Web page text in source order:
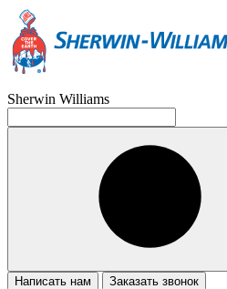
Sherwin Williams
Написать нам Заказать звонок